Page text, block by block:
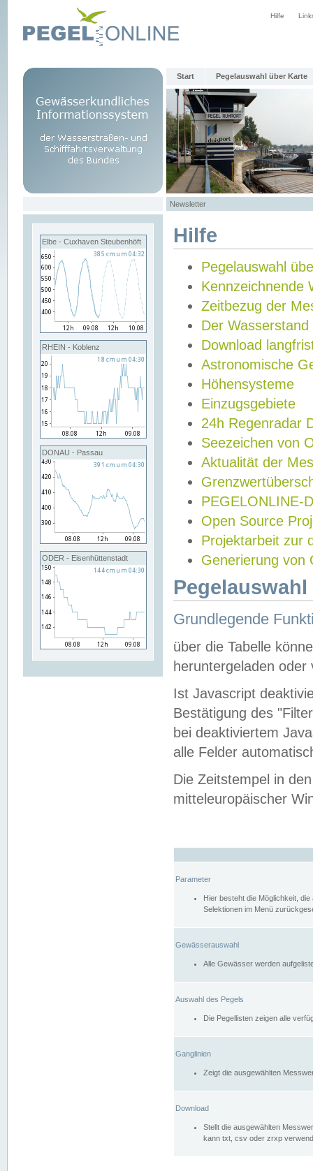
Hilfe
Start Pegelauswahl über Karte
Newsletter
Elbe - Cuxhaven Steubenhöft
RHEIN - Koblenz
DONAU - Passau
ODER - Eisenhüttenstadt
Hilfe
Pegelauswahl
Kennzeichnende
Zeitbezug der
Der Wasserstand
Download
Astronomische
Höhensysteme
Einzugsgebiete
24h Regenradar
Seezeichen von
Aktualität der
PEGELONLINE-
Open Source
Projektarbeit zur
Generierung von
Grundlegende
über die Tabelle
heruntergeladen oder
Ist Javascript
Bestätigung des
bei deaktiviertem
alle Felder
Die Zeitstempel in
mitteleuropäischer
Parameter
Hier besteht die Möglichkeit,
Selektionen im Menü
Gewässerauswahl
Alle Gewässer werden
Auswahl des Pegels
Die Pegellisten zeigen alle
Ganglinien
Zeigt die ausgewählten
Download
Stellt die ausgewählten
kann txt, csv oder zrxp